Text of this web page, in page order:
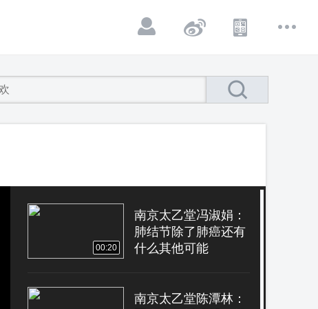
00:20
南京太乙堂冯淑娟：
肺结节除了肺癌还有
什么其他可能
南京太乙堂陈潭林：